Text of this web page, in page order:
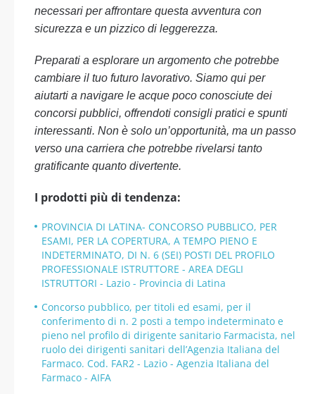
necessari per affrontare questa avventura con
sicurezza e un pizzico di leggerezza.
Preparati a esplorare un argomento che potrebbe
cambiare il tuo futuro lavorativo. Siamo qui per
aiutarti a navigare le acque poco conosciute dei
concorsi pubblici, offrendoti consigli pratici e spunti
interessanti. Non è solo un’opportunità, ma un passo
verso una carriera che potrebbe rivelarsi tanto
gratificante quanto divertente.
I prodotti più di tendenza:
PROVINCIA DI LATINA- CONCORSO PUBBLICO, PER
ESAMI, PER LA COPERTURA, A TEMPO PIENO E
INDETERMINATO, DI N. 6 (SEI) POSTI DEL PROFILO
PROFESSIONALE ISTRUTTORE - AREA DEGLI
ISTRUTTORI - Lazio - Provincia di Latina
Concorso pubblico, per titoli ed esami, per il
conferimento di n. 2 posti a tempo indeterminato e
pieno nel profilo di dirigente sanitario Farmacista, nel
ruolo dei dirigenti sanitari dell’Agenzia Italiana del
Farmaco. Cod. FAR2 - Lazio - Agenzia Italiana del
Farmaco - AIFA